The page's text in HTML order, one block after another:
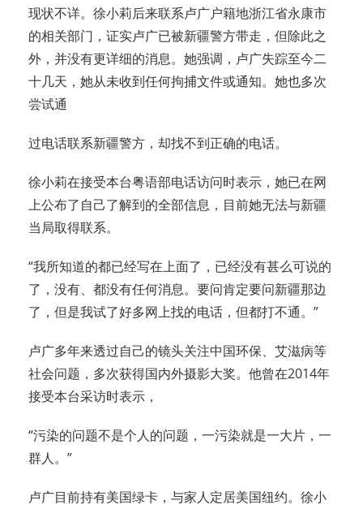
现状不详。徐小莉后来联系卢广户籍地浙江省永康市
的相关部门，证实卢广已被新疆警方带走，但除此之
外，并没有更详细的消息。她强调，卢广失踪至今二
十几天，她从未收到任何拘捕文件或通知。她也多次
尝试通
过电话联系新疆警方，却找不到正确的电话。
徐小莉在接受本台粤语部电话访问时表示，她已在网
上公布了自己了解到的全部信息，目前她无法与新疆
当局取得联系。
“我所知道的都已经写在上面了，已经没有甚么可说的
了，没有、都没有任何消息。要问肯定要问新疆那边
了，但是我试了好多网上找的电话，但都打不通。”
卢广多年来透过自己的镜头关注中国环保、艾滋病等
社会问题，多次获得国内外摄影大奖。他曾在2014年
接受本台采访时表示，
“污染的问题不是个人的问题，一污染就是一大片，一
群人。”
卢广目前持有美国绿卡，与家人定居美国纽约。徐小